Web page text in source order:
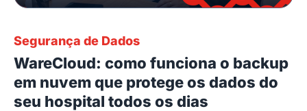
Segurança de Dados
WareCloud: como funciona o backup
em nuvem que protege os dados do
seu hospital todos os dias